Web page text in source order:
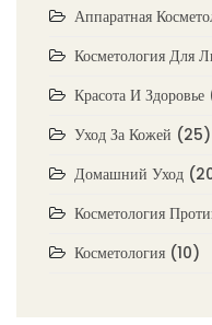
Аппаратная
Косметология Для
Красота И Здоровье
Уход За Кожей (25)
Домашний Уход
Косметология
Косметология (10)